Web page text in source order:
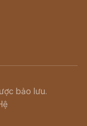
bảo lưu.